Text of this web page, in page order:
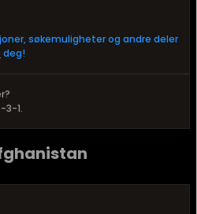
søkemuligheter og andre deler
deg!
3-1.